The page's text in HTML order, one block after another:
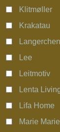
Klitmøller
Krakatau
Langerchen
Lee
Leitmotiv
Lenta
Lifa Home
Marie Marie